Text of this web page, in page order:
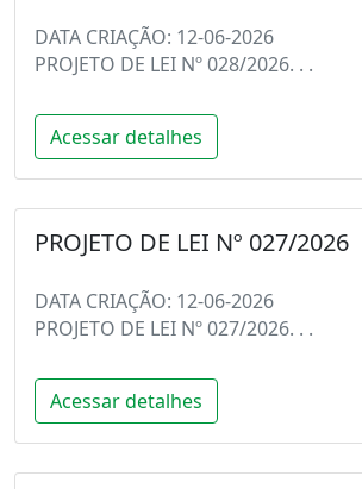
DATA CRIAÇÃO: 12-06-2026
PROJETO DE LEI Nº 028/2026. . .
Acessar detalhes
PROJETO DE LEI Nº 027/2026
DATA CRIAÇÃO: 12-06-2026
PROJETO DE LEI Nº 027/2026. . .
Acessar detalhes